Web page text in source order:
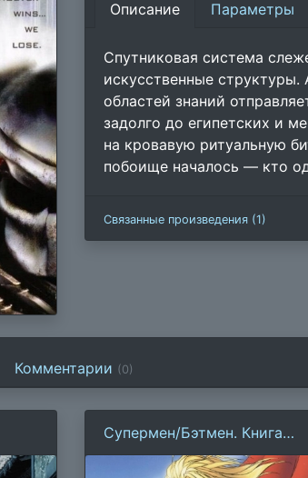
Описание Параметры
Спутниковая система
искусственные структуры.
областей знаний
задолго до египетских и
на кровавую ритуальную
побоище началось — кто
Связанные произведения (1)
Комментарии (0)
Супермен/Бэтмен. Книга
2. Супердевушка